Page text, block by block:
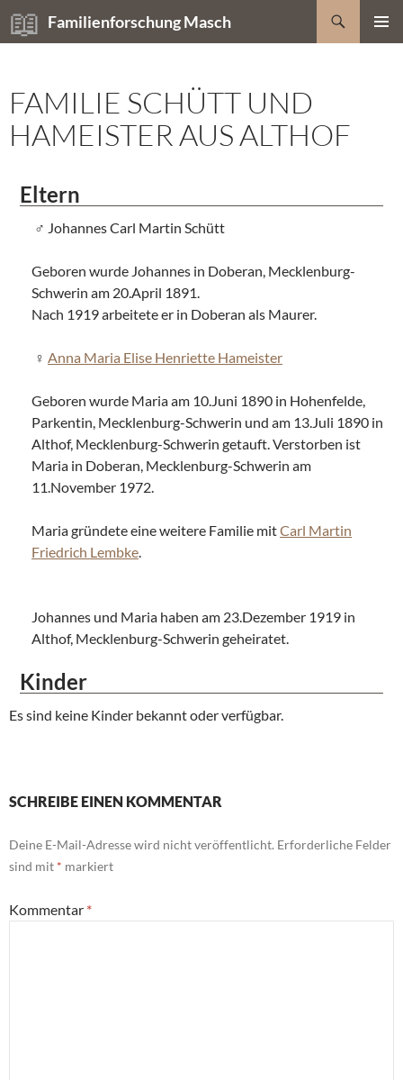
Zum
Inhalt
Familienforschung Masch
Suchen
FAMILIE SCHÜTT UND
HAMEISTER AUS ALTHOF
Eltern
Johannes Carl Martin Schütt
Geboren wurde Johannes in Doberan, Mecklenburg-
Schwerin am 20.April 1891.
Nach 1919 arbeitete er in Doberan als Maurer.
Anna Maria Elise Henriette Hameister
Geboren wurde Maria am 10.Juni 1890 in Hohenfelde,
Parkentin, Mecklenburg-Schwerin und am 13.Juli 1890 in
Althof, Mecklenburg-Schwerin getauft. Verstorben ist
Maria in Doberan, Mecklenburg-Schwerin am
11.November 1972.
Maria gründete eine weitere Familie mitCarl Martin
Friedrich Lembke.
Johannes und Maria haben am 23.Dezember 1919 in
Althof, Mecklenburg-Schwerin geheiratet.
Kinder
Es sind keine Kinder bekannt oder verfügbar.
SCHREIBE EINEN KOMMENTAR
Deine E-Mail-Adresse wird nicht veröffentlicht. Erforderliche Felder
sind mit * markiert
Kommentar *